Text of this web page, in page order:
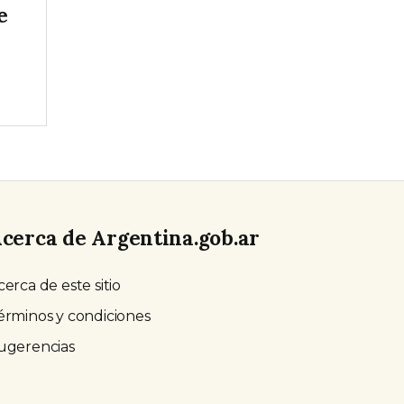
de Argentina.gob.ar
de este sitio
y condiciones